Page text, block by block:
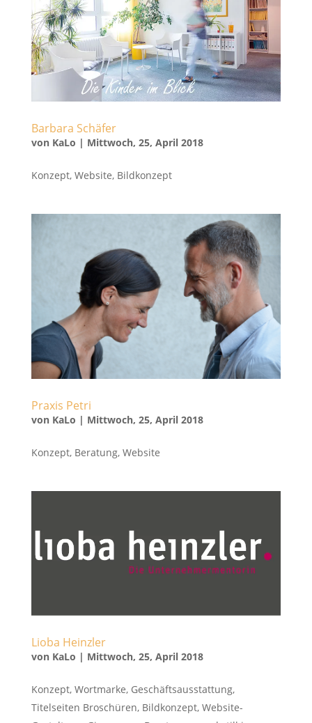
Barbara Schäfer
von KaLo | Mittwoch, 25, April 2018
Konzept, Website, Bildkonzept
Praxis Petri
von KaLo | Mittwoch, 25, April 2018
Konzept, Beratung, Website
Lioba Heinzler
von KaLo | Mittwoch, 25, April 2018
Konzept, Wortmarke, Geschäftsausstattung,
Titelseiten Broschüren, Bildkonzept, Website-